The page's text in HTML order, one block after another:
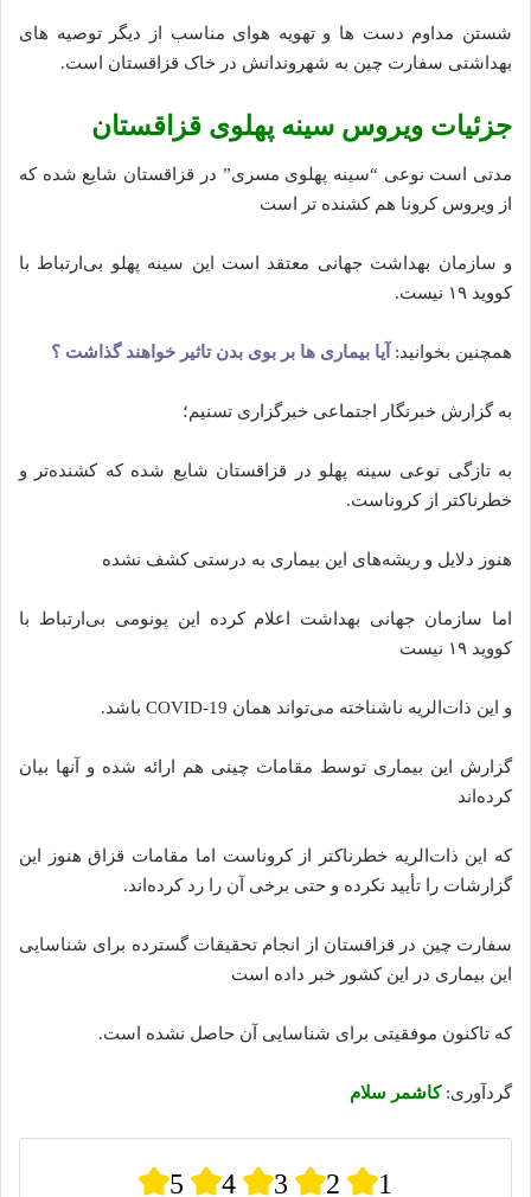
شستن مداوم دست ها و تهویه هوای مناسب از دیگر توصیه های
بهداشتی سفارت چین به شهروندانش در خاک قزاقستان است.
جزئیات ویروس سینه پهلوی قزاقستان
مدتی است نوعی “سینه پهلوی مسری” در قزاقستان شایع شده که
از ویروس کرونا هم کشنده ‌تر است
و سازمان بهداشت جهانی معتقد است این سینه پهلو بی‌ارتباط با
کووید ۱۹ نیست.
همچنین بخوانید: آیا بیماری ها بر بوی بدن تاثیر خواهند گذاشت ؟
به گزارش خبرنگار اجتماعی خبرگزاری تسنیم؛
به تازگی نوعی سینه پهلو در قزاقستان شایع شده که کشنده‌تر و
خطرناکتر از کروناست.
هنوز دلایل و ریشه‌های این بیماری به درستی کشف نشده
اما سازمان جهانی بهداشت اعلام کرده این پونومی بی‌ارتباط با
کووید ۱۹ نیست
و این ذات‌الریه ناشناخته می‌تواند همان COVID-19 باشد.
گزارش این بیماری توسط مقامات چینی هم ارائه شده و آنها بیان
کرده‌اند
که این ذات‌الریه خطرناکتر از کروناست اما مقامات قزاق هنوز این
گزارشات را تأیید نکرده و حتی برخی آن را رد کرده‌اند.
سفارت چین در قزاقستان از انجام تحقیقات گسترده برای شناسایی
این بیماری در این کشور خبر داده است
که تاکنون موفقیتی برای شناسایی آن حاصل نشده است.
گردآوری:کاشمر سلام
5 4 3 2 1